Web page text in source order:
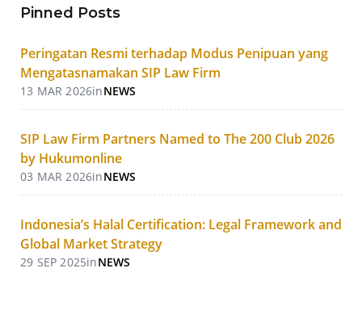
Pinned Posts
Peringatan Resmi terhadap Modus Penipuan yang
Mengatasnamakan SIP Law Firm
13 MAR 2026inNEWS
SIP Law Firm Partners Named to The 200 Club 2026
by Hukumonline
03 MAR 2026inNEWS
Indonesia’s Halal Certification: Legal Framework and
Global Market Strategy
29 SEP 2025inNEWS